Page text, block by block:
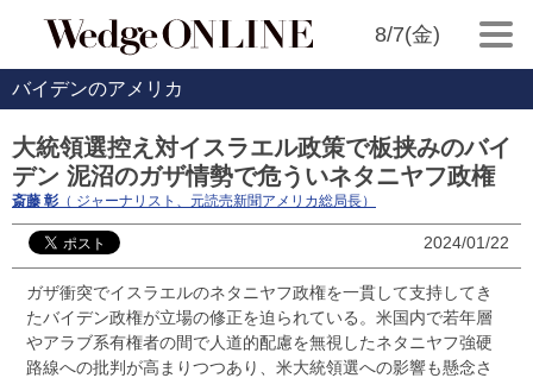
8/7(金)
バイデンのアメリカ
大統領選控え対イスラエル政策で板挟みのバイ
デン 泥沼のガザ情勢で危ういネタニヤフ政権
斎藤 彰 （ ジャーナリスト、元読売新聞アメリカ総局長）
2024/01/22
ガザ衝突でイスラエルのネタニヤフ政権を一貫して支持してき
たバイデン政権が立場の修正を迫られている。米国内で若年層
やアラブ系有権者の間で人道的配慮を無視したネタニヤフ強硬
路線への批判が高まりつつあり、米大統領選への影響も懸念さ